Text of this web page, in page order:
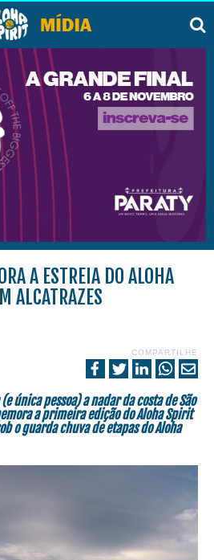
A ESTREIA DO ALOHA
ALCATRAZES
COMPARTILHE
única pessoa) a nadar da costa de São
a primeira edição do Aloha Spirit
o guarda chuva de etapas do Aloha